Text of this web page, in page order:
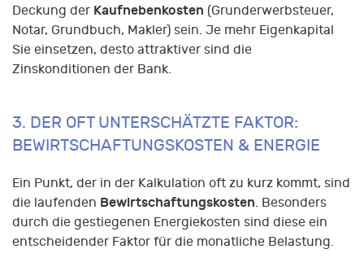
Deckung der Kaufnebenkosten (Grunderwerbsteuer,
Notar, Grundbuch, Makler) sein. Je mehr Eigenkapital
Sie einsetzen, desto attraktiver sind die
Zinskonditionen der Bank.
3. DER OFT UNTERSCHÄTZTE FAKTOR:
BEWIRTSCHAFTUNGSKOSTEN & ENERGIE
Ein Punkt, der in der Kalkulation oft zu kurz kommt, sind
die laufenden Bewirtschaftungskosten. Besonders
durch die gestiegenen Energiekosten sind diese ein
entscheidender Faktor für die monatliche Belastung.